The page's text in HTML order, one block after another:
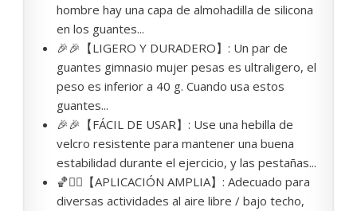
hombre hay una capa de almohadilla de silicona
en los guantes...
🎉🎉【LIGERO Y DURADERO】: Un par de
guantes gimnasio mujer pesas es ultraligero, el
peso es inferior a 40 g. Cuando usa estos
guantes...
🎉🎉【FÁCIL DE USAR】: Use una hebilla de
velcro resistente para mantener una buena
estabilidad durante el ejercicio, y las pestañas...
🏀🏃‍♀️【APLICACIÓN AMPLIA】: Adecuado para
diversas actividades al aire libre / bajo techo,